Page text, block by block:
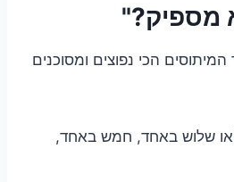
מספיק?"
הכי נפוצים ומסוכנים
שלוש באחד, חמש באחד,